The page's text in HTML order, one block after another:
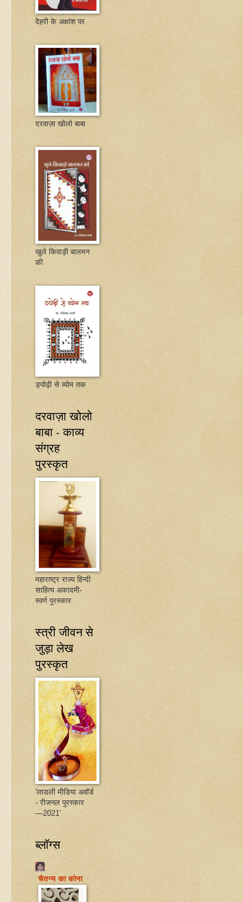
देहरी के अक्षांश पर
दरवाज़ा खोलो बाबा
खुले किवाड़ी बालमन
की
ड्योढ़ी से व्योम तक
दरवाज़ा खोलो
बाबा - काव्य
संग्रह
पुरस्कृत
महाराष्ट्र राज्य हिन्दी
साहित्य अकादमी-
स्वर्ण पुरस्कार
स्त्री जीवन से
जुड़ा लेख
पुरस्कृत
'लाडली मीडिया अवॉर्ड
- रीजनल पुरस्कार
—2021'
ब्लॉग्स
चैतन्य का कोना